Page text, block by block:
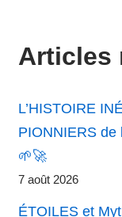
Articles
L’HISTOIRE
PIONNIERS de
🌱🚀
7 août 2026
ÉTOILES et